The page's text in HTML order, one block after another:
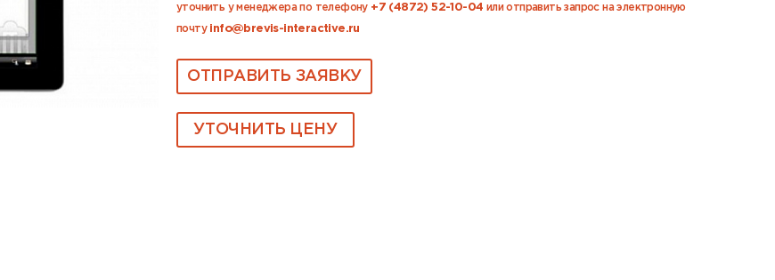
уточнить у менеджера по телефону +7 (4872) 52-10-04 или отправить запрос на электронную
почту info@brevis-interactive.ru
ОТПРАВИТЬ ЗАЯВКУ
УТОЧНИТЬ ЦЕНУ